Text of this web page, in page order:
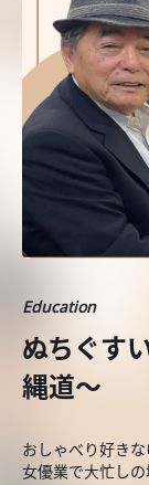
Education
ぬちぐす
縄道～
おしゃべり好き
女優業で大忙しの